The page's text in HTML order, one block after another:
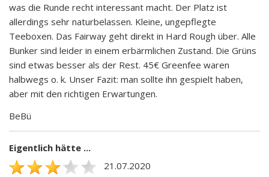
was die Runde recht interessant macht. Der Platz ist
allerdings sehr naturbelassen. Kleine, ungepflegte
Teeboxen. Das Fairway geht direkt in Hard Rough über. Alle
Bunker sind leider in einem erbärmlichen Zustand. Die Grüns
sind etwas besser als der Rest. 45€ Greenfee waren
halbwegs o. k. Unser Fazit: man sollte ihn gespielt haben,
aber mit den richtigen Erwartungen.
BeBü
Eigentlich hätte ...
21.07.2020